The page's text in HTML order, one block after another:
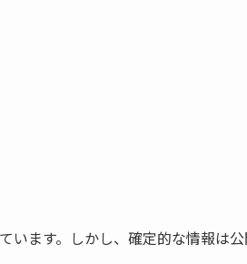
います。しかし、確定的な情報は